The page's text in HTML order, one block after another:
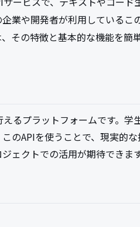
業や開発者が利用しているこ
その特徴と基本的な機能を簡
るプラットフォームです。学
のAPIを使うことで、現実的
ェクトでの活用が期待できます